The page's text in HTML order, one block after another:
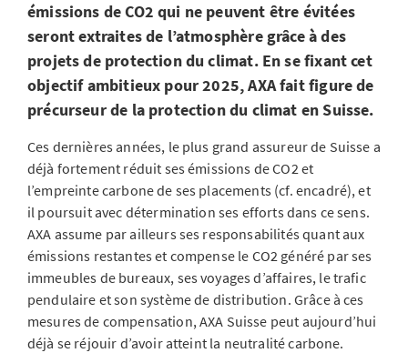
émissions de CO2 qui ne peuvent être évitées
seront extraites de l’atmosphère grâce à des
projets de protection du climat. En se fixant cet
objectif ambitieux pour 2025, AXA fait figure de
précurseur de la protection du climat en Suisse.
Ces dernières années, le plus grand assureur de Suisse a
déjà fortement réduit ses émissions de CO2 et
l’empreinte carbone de ses placements (cf. encadré), et
il poursuit avec détermination ses efforts dans ce sens.
AXA assume par ailleurs ses responsabilités quant aux
émissions restantes et compense le CO2 généré par ses
immeubles de bureaux, ses voyages d’affaires, le trafic
pendulaire et son système de distribution. Grâce à ces
mesures de compensation, AXA Suisse peut aujourd’hui
déjà se réjouir d’avoir atteint la neutralité carbone.